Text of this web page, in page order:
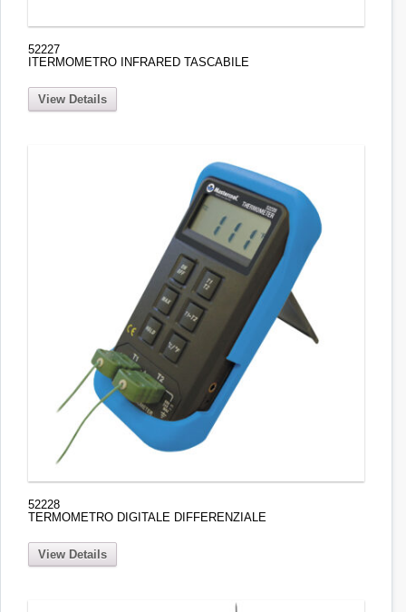
52227
ITERMOMETRO INFRARED TASCABILE
View Details
52228
TERMOMETRO DIGITALE DIFFERENZIALE
View Details